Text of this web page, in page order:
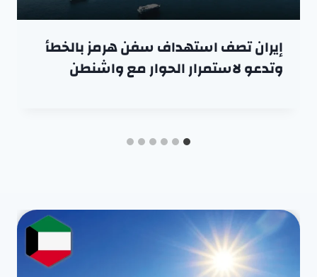
إيران تصف استهداف سفن هرمز بالخطأ
وتدعو لاستمرار الحوار مع واشنطن